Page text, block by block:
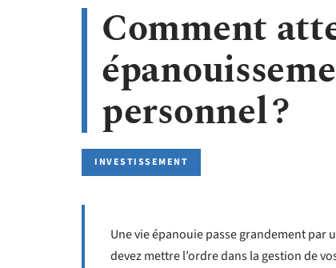
Comment
personnel ?
INVESTISSEMENT
Une vie épanouie passe grandement par
devez mettre l’ordre dans la gestion de